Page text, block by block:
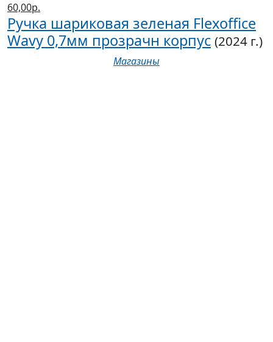
60,00р.
Ручка шариковая зеленая Flexoffice
Wavy 0,7мм прозрачн корпус (2024 г.)
Магазины